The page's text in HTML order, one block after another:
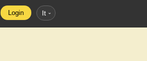
Login It